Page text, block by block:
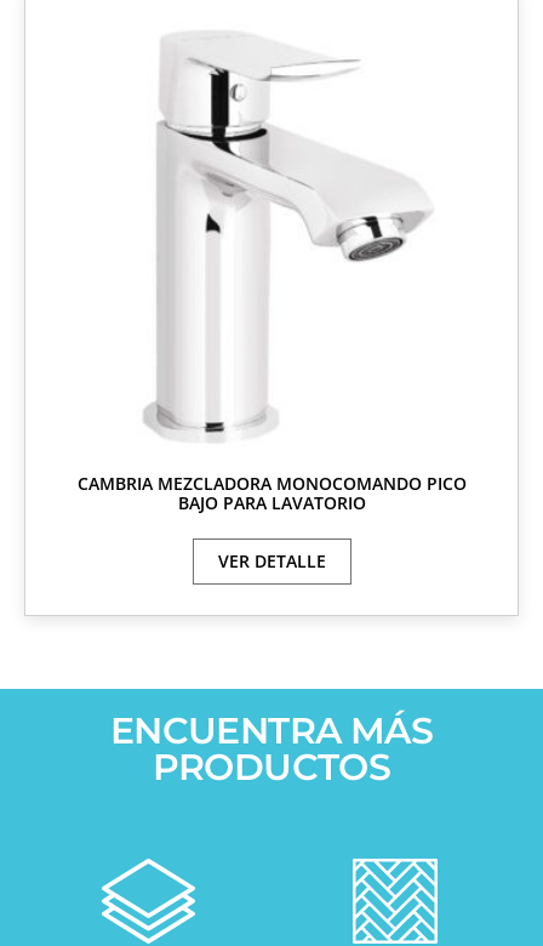
CAMBRIA MEZCLADORA MONOCOMANDO PICO
BAJO PARA LAVATORIO
VER DETALLE
ENCUENTRA MÁS
PRODUCTOS